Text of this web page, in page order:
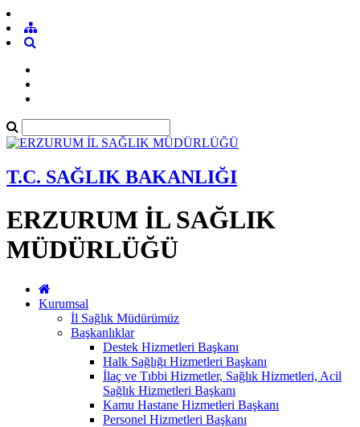
T.C. SAĞLIK BAKANLIĞI
ERZURUM İL SAĞLIK
MÜDÜRLÜĞÜ
Kurumsal
İl Sağlık Müdürümüz
Başkanlıklar
Destek Hizmetleri Başkanı
Halk Sağlığı Hizmetleri Başkanı
İlaç ve Tıbbi Hizmetler, Sağlık Hizmetleri, Acil
Sağlık Hizmetleri Başkanı
Kamu Hastane Hizmetleri Başkanı
Personel Hizmetleri Başkanı